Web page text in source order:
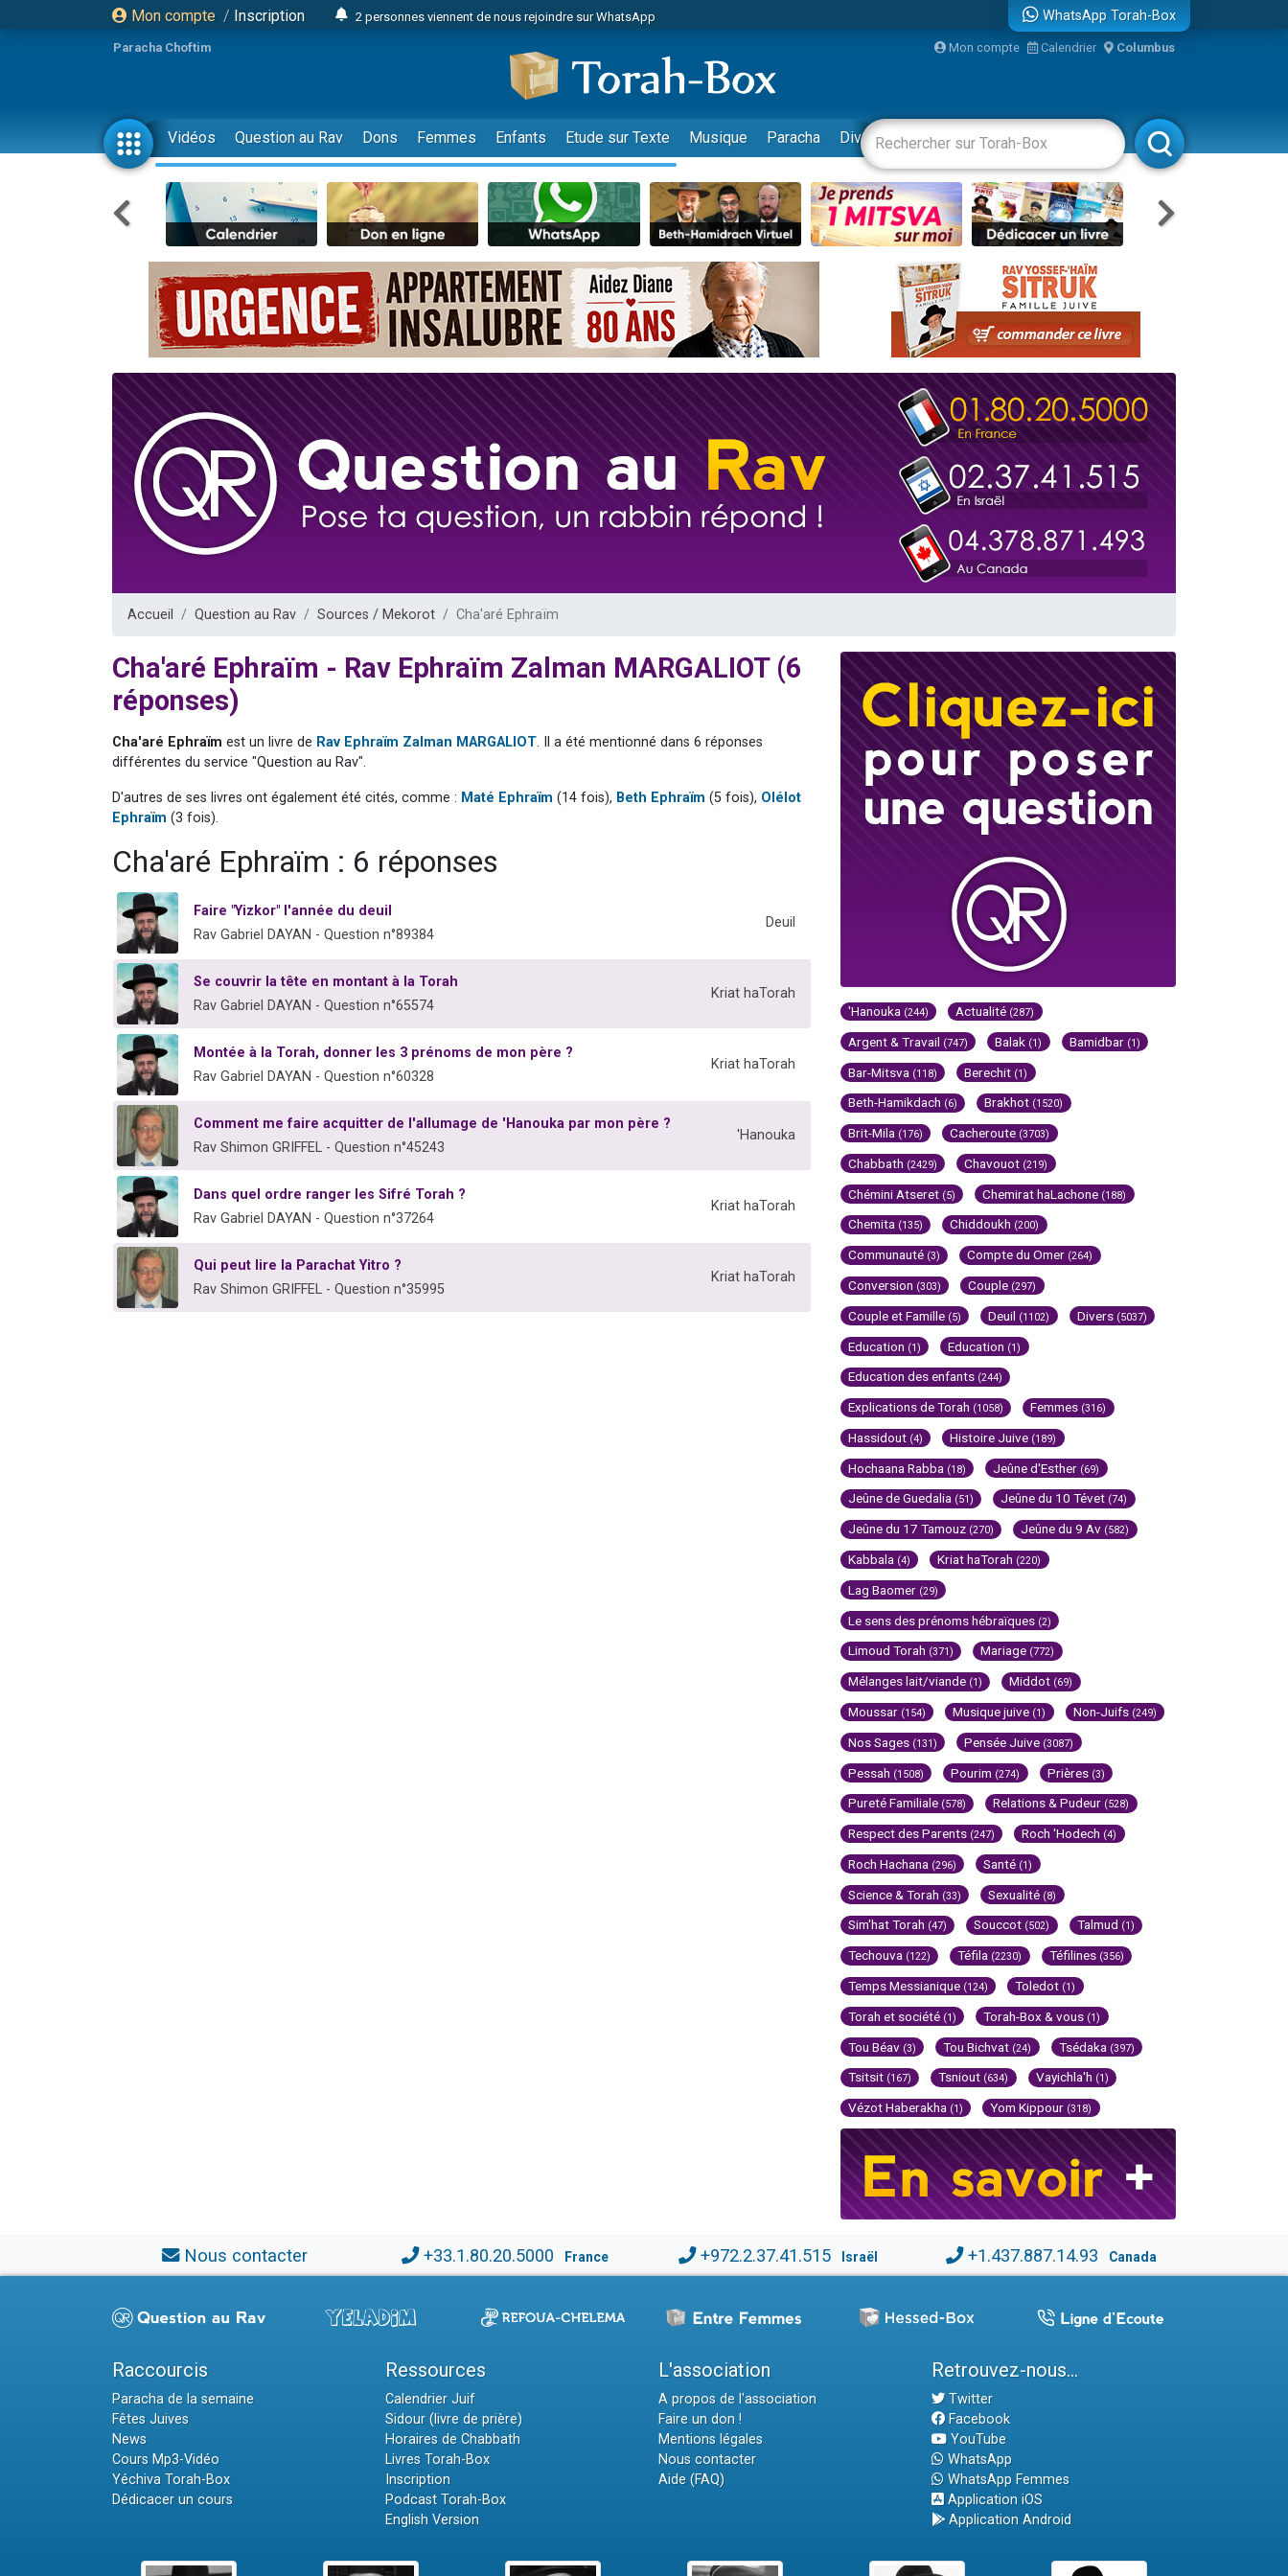
Mon compte / Inscription
2 personnes viennent de nous rejoindre sur WhatsApp
3 personnes viennent de faire un don pour Événements Torah-Box
2 personnes viennent de faire un don pour Tsédaka : pauvres d'Israel
3 personnes viennent de nous rejoindre sur WhatsApp
11 personnes viennent de demander une bénédiction
3 personnes viennent de faire un don pour Diane, 80 ans, dans un appartement insalubre
Il reste 49 places pour étudier en groupe sur Zoom
2 personnes viennent de nous rejoindre sur WhatsApp
29 personnes viennent de demander une bénédiction
Il reste 49 places pour étudier en groupe sur Zoom
2 personnes viennent de nous rejoindre sur WhatsApp
6 personnes viennent de nous rejoindre sur WhatsApp
4 personnes viennent de faire un don pour Reloger Rivka, 6 enfants, victime de violences...
2 personnes viennent de faire un don pour 1 Journée de Vacances Pour les Enfants
17 personnes viennent de demander une bénédiction
4 personnes viennent de nous rejoindre sur WhatsApp
Il reste 49 places pour étudier en groupe sur Zoom
Eva vient de donner son Maasser
WhatsApp Torah-Box
Paracha Choftim Mon compte Calendrier Columbus
Vidéos Question au Rav Dons Femmes Enfants Etude sur Texte Musique Paracha Divertissements Livres Rabbanim
Accueil Question au Rav Sources / Mekorot Cha'aré Ephraïm
Cha'aré Ephraïm - Rav Ephraïm Zalman MARGALIOT (6
réponses)
Cha'aré Ephraïm est un livre de Rav Ephraïm Zalman MARGALIOT. Il a été mentionné dans 6 réponses
différentes du service "Question au Rav".
D'autres de ses livres ont également été cités, comme : Maté Ephraïm (14 fois), Beth Ephraïm (5 fois), Olélot
Ephraïm (3 fois).
Cha'aré Ephraïm : 6 réponses
Faire "Yizkor" l'année du deuil
Rav Gabriel DAYAN - Question n°89384
Deuil
Se couvrir la tête en montant à la Torah
Rav Gabriel DAYAN - Question n°65574
Kriat haTorah
Montée à la Torah, donner les 3 prénoms de mon père ?
Rav Gabriel DAYAN - Question n°60328
Kriat haTorah
Comment me faire acquitter de l'allumage de 'Hanouka par mon père ?
Rav Shimon GRIFFEL - Question n°45243
'Hanouka
Dans quel ordre ranger les Sifré Torah ?
Rav Gabriel DAYAN - Question n°37264
Kriat haTorah
Qui peut lire la Parachat Yitro ?
Rav Shimon GRIFFEL - Question n°35995
Kriat haTorah
'Hanouka (244) Actualité (287)
Argent & Travail (747) Balak (1) Bamidbar (1)
Bar-Mitsva (118) Berechit (1)
Beth-Hamikdach (6) Brakhot (1520)
Brit-Mila (176) Cacheroute (3703)
Chabbath (2429) Chavouot (219)
Chémini Atseret (5) Chemirat haLachone (188)
Chemita (135) Chiddoukh (200)
Communauté (3) Compte du Omer (264)
Conversion (303) Couple (297)
Couple et Famille (5) Deuil (1102) Divers (5037)
Education (1) Education (1)
Education des enfants (244)
Explications de Torah (1058) Femmes (316)
Hassidout (4) Histoire Juive (189)
Hochaana Rabba (18) Jeûne d'Esther (69)
Jeûne de Guedalia (51) Jeûne du 10 Tévet (74)
Jeûne du 17 Tamouz (270) Jeûne du 9 Av (582)
Kabbala (4) Kriat haTorah (220)
Lag Baomer (29)
Le sens des prénoms hébraïques (2)
Limoud Torah (371) Mariage (772)
Mélanges lait/viande (1) Middot (69)
Moussar (154) Musique juive (1) Non-Juifs (249)
Nos Sages (131) Pensée Juive (3087)
Pessah (1508) Pourim (274) Prières (3)
Pureté Familiale (578) Relations & Pudeur (528)
Respect des Parents (247) Roch 'Hodech (4)
Roch Hachana (296) Santé (1)
Science & Torah (33) Sexualité (8)
Sim'hat Torah (47) Souccot (502) Talmud (1)
Techouva (122) Téfila (2230) Téfilines (356)
Temps Messianique (124) Toledot (1)
Torah et société (1) Torah-Box & vous (1)
Tou Béav (3) Tou Bichvat (24) Tsédaka (397)
Tsitsit (167) Tsniout (634) Vayichla'h (1)
Vézot Haberakha (1) Yom Kippour (318)
Nous contacter +33.1.80.20.5000 France +972.2.37.41.515 Israël +1.437.887.14.93 Canada
Raccourcis
Paracha de la semaine
Fêtes Juives
News
Cours Mp3-Vidéo
Yéchiva Torah-Box
Dédicacer un cours
Ressources
Calendrier Juif
Sidour (livre de prière)
Horaires de Chabbath
Livres Torah-Box
Inscription
Podcast Torah-Box
English Version
L'association
A propos de l'association
Faire un don !
Mentions légales
Nous contacter
Aide (FAQ)
Retrouvez-nous...
Twitter
Facebook
YouTube
WhatsApp
WhatsApp Femmes
Application iOS
Application Android